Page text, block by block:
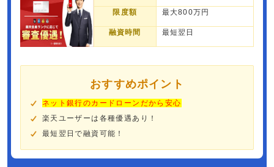
限度額 最大800万円
融資時間 最短翌日
おすすめポイント
ネット銀行のカードローンだから安心
楽天ユーザーは各種優遇あり！
最短翌日で融資可能！